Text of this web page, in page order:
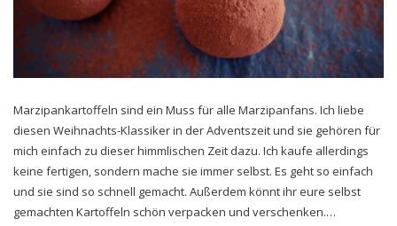
Marzipankartoffeln sind ein Muss für alle Marzipanfans. Ich liebe
diesen Weihnachts-Klassiker in der Adventszeit und sie gehören für
mich einfach zu dieser himmlischen Zeit dazu. Ich kaufe allerdings
keine fertigen, sondern mache sie immer selbst. Es geht so einfach
und sie sind so schnell gemacht. Außerdem könnt ihr eure selbst
gemachten Kartoffeln schön verpacken und verschenken.…